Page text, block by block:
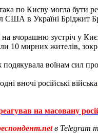
по Києву могла бути
США в Україні Бріджит
на вчорашню зустріч у
10 мирних жителів,
воїнам сил
вночі російські війська
на масовану
в Telegram